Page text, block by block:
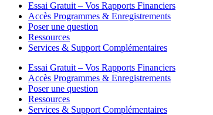
Essai Gratuit – Vos Rapports Financiers
Accès Programmes & Enregistrements
Poser une question
Ressources
Services & Support Complémentaires
Essai Gratuit – Vos Rapports Financiers
Accès Programmes & Enregistrements
Poser une question
Ressources
Services & Support Complémentaires